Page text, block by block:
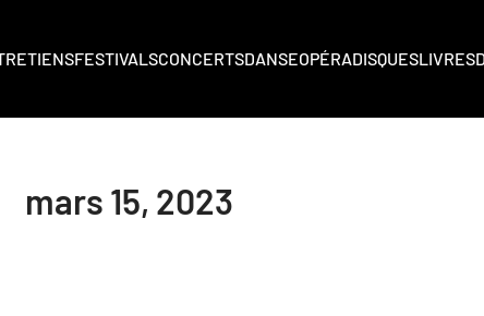
FESTIVALSCONCERTSDANSEOPÉRADISQUESLIVRES
mars 15, 2023